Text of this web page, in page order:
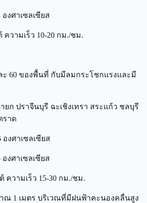
งศาเซลเซียส
ความเร็ว 10-20 กม./ชม.
60 ของพื้นที่ กับมีลมกระโชกแรงและมี
ก ปราจีนบุรี ฉะเชิงเทรา สระแก้ว ชลบุรี
ราด
งศาเซลเซียส
งศาเซลเซียส
ความเร็ว 15-30 กม./ชม.
ณ 1 เมตร บริเวณที่มีฝนฟ้าคะนองคลื่นสูง